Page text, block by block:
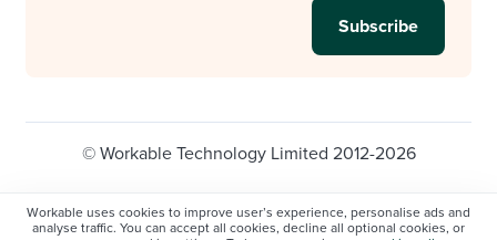
Workable uses cookies to improve user’s experience, personalise ads and
analyse traffic. You can accept all cookies, decline all optional cookies, or
© Workable Technology Limited 2012-2026
Privacy policy
Cookie Settings